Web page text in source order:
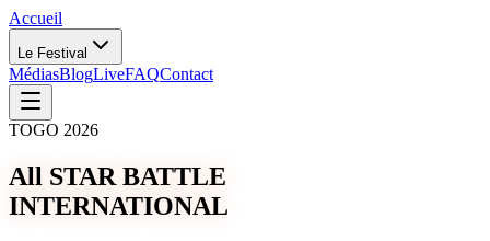
Accueil
Le Festival
MédiasBlogLiveFAQContact
TOGO 2026
All STAR BATTLE
INTERNATIONAL